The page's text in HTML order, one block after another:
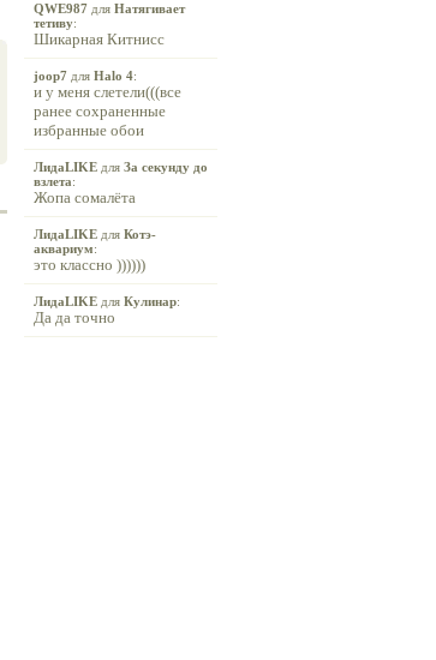
QWE987 для Натягивает
тетиву:
Шикарная Китнисс
joop7 для Halo 4:
и у меня слетели(((все
ранее сохраненные
избранные обои
ЛидаLIKE для За секунду до
взлета:
Жопа сомалёта
ЛидаLIKE для Котэ-
аквариум:
это классно ))))))
ЛидаLIKE для Кулинар:
Да да точно